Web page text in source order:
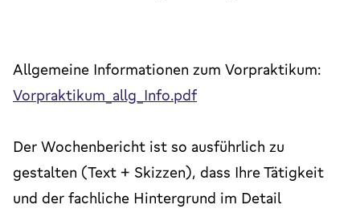
Allgemeine Informationen zum Vorpraktikum:
Vorpraktikum_allg_Info.pdf
Der Wochenbericht ist so ausführlich zu
gestalten (Text + Skizzen), dass Ihre Tätigkeit
und der fachliche Hintergrund im Detail